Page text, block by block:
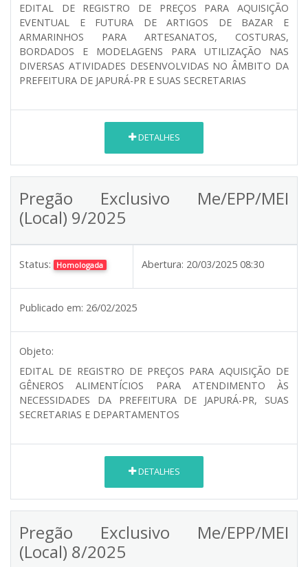
EDITAL DE REGISTRO DE PREÇOS PARA AQUISIÇÃO
EVENTUAL E FUTURA DE ARTIGOS DE BAZAR E
ARMARINHOS PARA ARTESANATOS, COSTURAS,
BORDADOS E MODELAGENS PARA UTILIZAÇÃO NAS
DIVERSAS ATIVIDADES DESENVOLVIDAS NO ÂMBITO DA
PREFEITURA DE JAPURÁ-PR E SUAS SECRETARIAS
DETALHES
Pregão Exclusivo Me/EPP/MEI
(Local) 9/2025
Status: Homologada Abertura: 20/03/2025 08:30
Publicado em: 26/02/2025
Objeto:
EDITAL DE REGISTRO DE PREÇOS PARA AQUISIÇÃO DE
GÊNEROS ALIMENTÍCIOS PARA ATENDIMENTO ÀS
NECESSIDADES DA PREFEITURA DE JAPURÁ-PR, SUAS
SECRETARIAS E DEPARTAMENTOS
DETALHES
Pregão Exclusivo Me/EPP/MEI
(Local) 8/2025